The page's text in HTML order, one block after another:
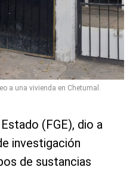
a una vivienda en Chetumal.
(FGE), dio a
investigación
de sustancias